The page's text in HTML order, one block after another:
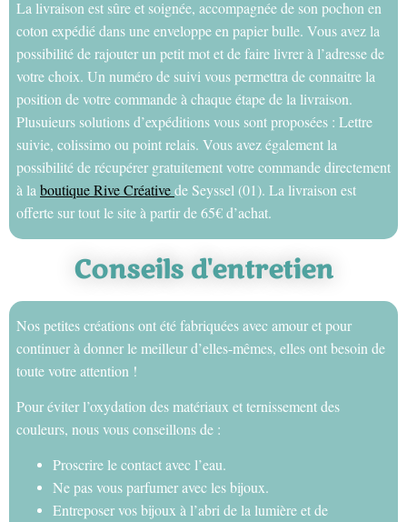
La livraison est sûre et soignée, accompagnée de son pochon en
coton expédié dans une enveloppe en papier bulle. Vous avez la
possibilité de rajouter un petit mot et de faire livrer à l’adresse de
votre choix. Un numéro de suivi vous permettra de connaitre la
position de votre commande à chaque étape de la livraison.
Plusuieurs solutions d’expéditions vous sont proposées : Lettre
suivie, colissimo ou point relais. Vous avez également la
possibilité de récupérer gratuitement votre commande directement
à la boutique Rive Créativede Seyssel (01). La livraison est
offerte sur tout le site à partir de 65€ d’achat.
Conseils d'entretien
Nos petites créations ont été fabriquées avec amour et pour
continuer à donner le meilleur d’elles-mêmes, elles ont besoin de
toute votre attention !
Pour éviter l’oxydation des matériaux et ternissement des
couleurs, nous vous conseillons de :
Proscrire le contact avec l’eau.
Ne pas vous parfumer avec les bijoux.
Entreposer vos bijoux à l’abri de la lumière et de